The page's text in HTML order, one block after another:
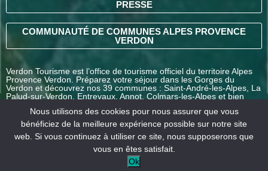
PRESSE
COMMUNAUTÉ DE COMMUNES ALPES PROVENCE
VERDON
Verdon Tourisme est l’office de tourisme officiel du territoire Alpes
Provence Verdon. Préparez votre séjour dans les Gorges du
Verdon et découvrez nos 39 communes : Saint-André-les-Alpes, La
Palud-sur-Verdon, Entrevaux, Annot, Colmars-les-Alpes et bien
COMMENT VENIR ?
Nous utilisons des cookies pour nous assurer que vous
bénéficiez de la meilleure expérience possible sur notre site
web. Si vous continuez à utiliser ce site, nous supposerons que
vous en êtes satisfait.
Ok